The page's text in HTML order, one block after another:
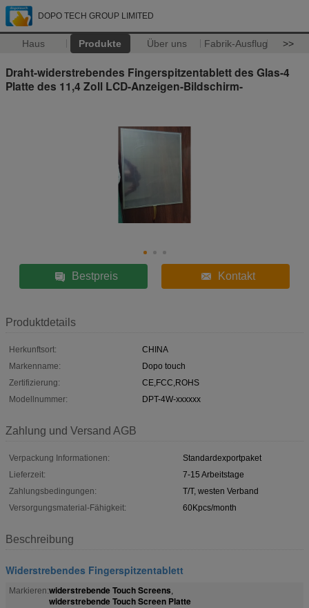
DOPO TECH GROUP LIMITED
Haus Produkte Über uns Fabrik-Ausflug >>
Draht-widerstrebendes Fingerspitzentablett des Glas-4
Platte des 11,4 Zoll LCD-Anzeigen-Bildschirm-
Bestpreis Kontakt
Produktdetails
Herkunftsort:
CHINA
Markenname:
Dopo touch
Zertifizierung:
CE,FCC,ROHS
Modellnummer:
DPT-4W-xxxxxx
Zahlung und Versand AGB
Verpackung Informationen:
Standardexportpaket
Lieferzeit:
7-15 Arbeitstage
Zahlungsbedingungen:
T/T, westen Verband
Versorgungsmaterial-Fähigkeit:
60Kpcs/month
Beschreibung
Widerstrebendes Fingerspitzentablett
Markieren:widerstrebende Touch Screens,
widerstrebende Touch Screen Platte